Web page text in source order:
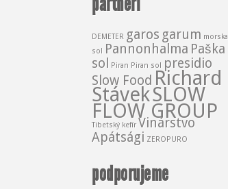
DEMETER garos garum morska
sol Pannonhalma Paška
sol
Piran Piran sol presidio
Slow Food Richard
StávekSLOW
FLOW GROUP
Tibetský kefír Vinárstvo
Apátsági ZEROPURO
podporujeme